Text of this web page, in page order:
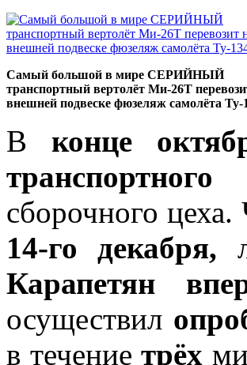
Самый большой в мире СЕРИЙНЫЙ
транспортный вертолёт Mи-26Т
внешней подвеске фюзеляж самолёта Ту-
Вконце
сборочного цеха.
14-го декабря,
Карапетян
осуществил
в течение трёх